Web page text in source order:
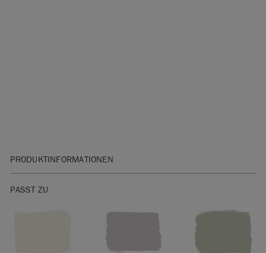
PRODUKTINFORMATIONEN
Ihnen ein genaues Farbmuster.
Bitte beachten Sie, dass die Farben je nach
PASST ZU